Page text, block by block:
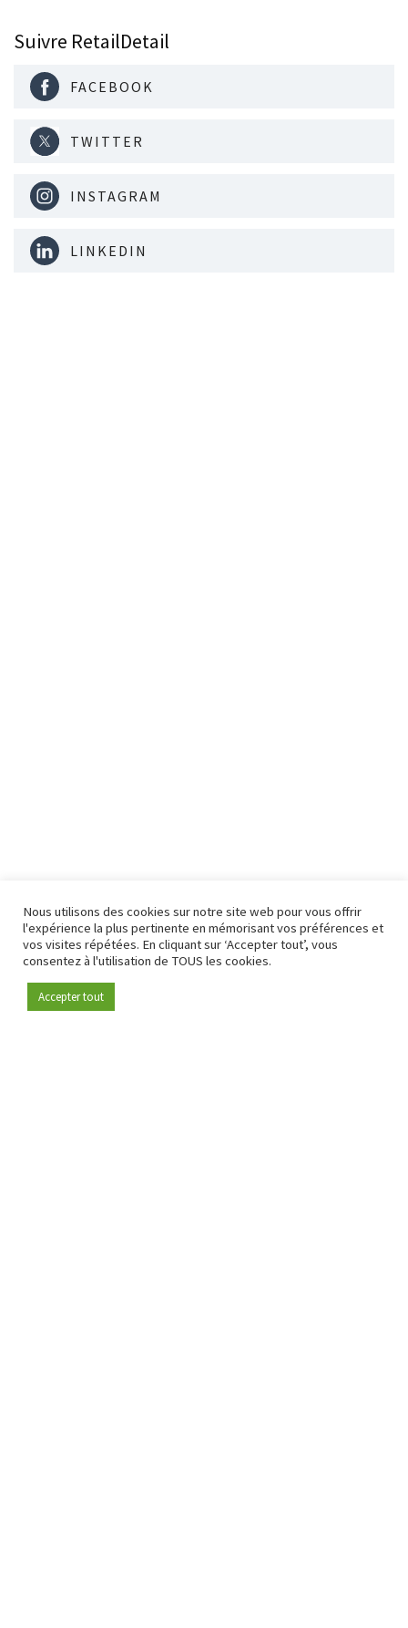
Devenez membre
Suivre RetailDetail
FACEBOOK
TWITTER
INSTAGRAM
LINKEDIN
Nous utilisons des cookies sur notre site web pour vous offrir
l'expérience la plus pertinente en mémorisant vos préférences et
vos visites répétées. En cliquant sur ‘Accepter tout’, vous
consentez à l'utilisation de TOUS les cookies.
Accepter tout